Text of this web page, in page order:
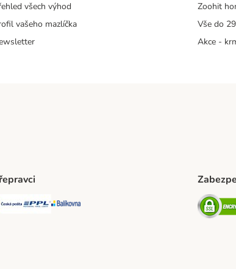
všech výhod
vašeho mazlíčka
Zoohit
Vše do
Akce -
Česká pošta Shipping Method
PPL Shipping Method
Balíkovna Shipping Method